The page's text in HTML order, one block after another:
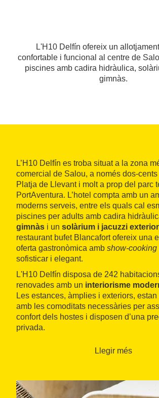
L'H10 Delfín ofereix un
confortable i funcional al centre de
piscines amb cadira hidràulica,
gimnàs.
L’H10 Delfín es troba situat a la zona
comercial de Salou, a només dos-
Platja de Llevant i molt a prop del parc
PortAventura. L’hotel compta amb un
moderns serveis, entre els quals cal
piscines per adults amb cadira
gimnàs i un solàrium i jacuzzi
restaurant bufet Blancafort ofereix una
oferta gastronòmica amb show-cooking
sofisticar i elegant.
L'H10 Delfín disposa de 242
renovades amb un interiorisme
Les estances, àmplies i exteriors,
amb les comoditats necessàries per
confort dels hostes i disposen d’una
privada.
Llegir més